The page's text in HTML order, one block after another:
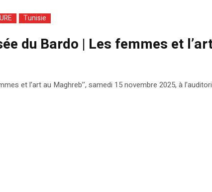
Tunisie
du Bardo | Les femmes et
et l’art au Maghreb’’, samedi 15 novembre 2025, à